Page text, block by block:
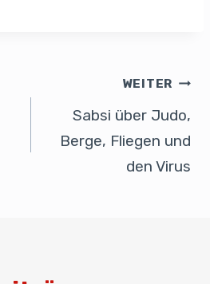
WEITER
Sabsi über Judo,
Berge, Fliegen und
den Virus